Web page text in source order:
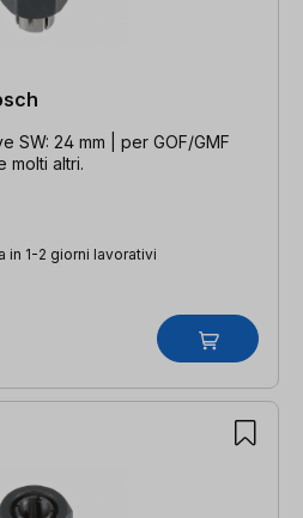
SW: 24 mm | per GOF/GMF
molti altri.
in 1-2 giorni lavorativi